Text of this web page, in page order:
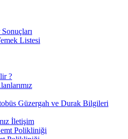
Listesi
?
Güzergah ve Durak Bilgileri
İletişim
Polikliniği